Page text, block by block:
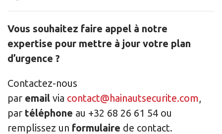
Vous souhaitez faire appel à notre
expertise pour mettre à jour votre plan
d’urgence ?
Contactez-nous
par email via contact@hainautsecurite.com,
par téléphone au +32 68 26 61 54 ou
remplissez un formulaire de contact.